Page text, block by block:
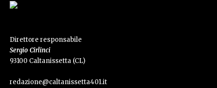
Direttore responsabile
Sergio Cirlinci
93100 Caltanissetta (CL)
redazione@caltanissetta401.it